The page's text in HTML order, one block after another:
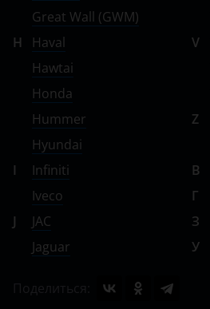
Great Wall (GWM)
H
Haval
Hawtai
Honda
Hummer
Hyundai
I
Infiniti
Iveco
J
JAC
Jaguar
V
Z
В
Г
З
У